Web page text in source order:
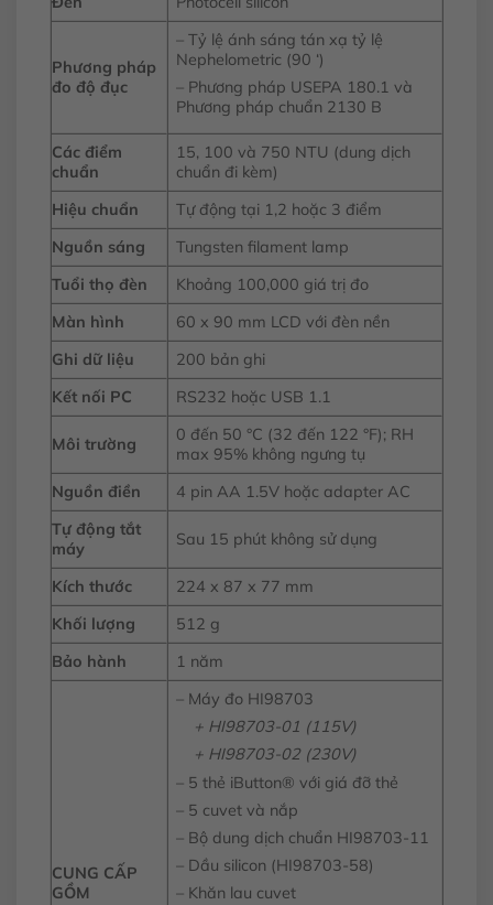
Phương pháp
đo độ đục
– Tỷ lệ ánh sáng tán xạ tỷ lệ
Nephelometric (90 ‘)
– Phương pháp USEPA 180.1 và
Phương pháp chuẩn 2130 B
Các điểm
chuẩn
15, 100 và 750 NTU (dung dịch
chuẩn đi kèm)
Hiệu chuẩn
Tự động tại 1,2 hoặc 3 điểm
Nguồn sáng
Tungsten filament lamp
Tuổi thọ đèn
Khoảng 100,000 giá trị đo
Màn hình
60 x 90 mm LCD với đèn nền
Ghi dữ liệu
200 bản ghi
Kết nối PC
RS232 hoặc USB 1.1
Môi trường
0 đến 50 °C (32 đến 122 °F); RH
max 95% không ngưng tụ
Nguồn điền
4 pin AA 1.5V hoặc adapter AC
Tự động tắt
máy
Sau 15 phút không sử dụng
Kích thước
224 x 87 x 77 mm
Khối lượng
512 g
Bảo hành
1 năm
CUNG CẤP
GỒM
– Máy đo HI98703
+ HI98703-01 (115V)
+ HI98703-02 (230V)
– 5 thẻ iButton® với giá đỡ thẻ
– 5 cuvet và nắp
– Bộ dung dịch chuẩn HI98703-11
– Dầu silicon (HI98703-58)
– Khăn lau cuvet